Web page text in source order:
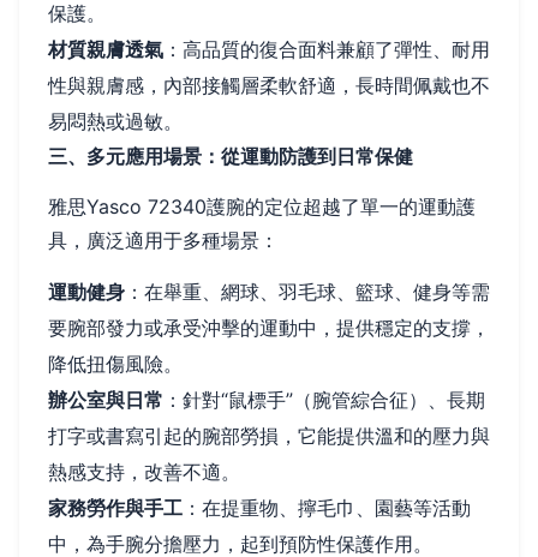
保護。
材質親膚透氣 ：高品質的復合面料兼顧了彈性、耐用
性與親膚感，內部接觸層柔軟舒適，長時間佩戴也不
易悶熱或過敏。
三、多元應用場景：從運動防護到日常保健
雅思Yasco 72340護腕的定位超越了單一的運動護
具，廣泛適用于多種場景：
運動健身 ：在舉重、網球、羽毛球、籃球、健身等需
要腕部發力或承受沖擊的運動中，提供穩定的支撐，
降低扭傷風險。
辦公室與日常 ：針對“鼠標手”（腕管綜合征）、長期
打字或書寫引起的腕部勞損，它能提供溫和的壓力與
熱感支持，改善不適。
家務勞作與手工 ：在提重物、擰毛巾、園藝等活動
中，為手腕分擔壓力，起到預防性保護作用。